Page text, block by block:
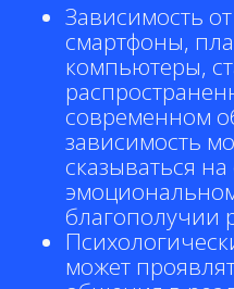
Зависимость
смартфоны,
компьютеры,
современном
зависимость
сказываться
благополучии
может